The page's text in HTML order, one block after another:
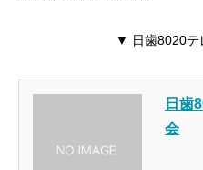
▼ 日歯8020テ
日歯
会